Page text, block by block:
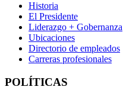
Historia
El Presidente
Liderazgo + Gobernanza
Ubicaciones
Directorio de empleados
Carreras profesionales
POLÍTICAS